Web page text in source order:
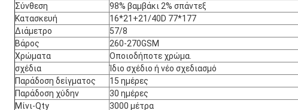
Σύνθεση
98% βαμβάκι 2% σπάντεξ
Κατασκευή
16*21+21/40D 77*177
Διάμετρο
57/8
Βάρος
260-270GSM
Χρώματα
Οποιοδήποτε χρώμα.
σχέδια
Ίδιο σχέδιο ή νέο σχεδιασμό
Παράδοση δείγματος
15 ημέρες
Παράδοση χύδην
30 ημέρες
Μίνι-Qty
3000 μέτρα